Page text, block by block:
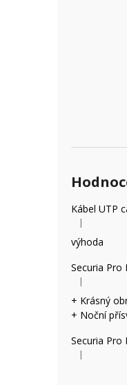
Kábel UTP
Hodnocení
|
výhoda
Securia Pro
Hodnocení
|
+ Krásný
+ Noční
Hodnocení
|